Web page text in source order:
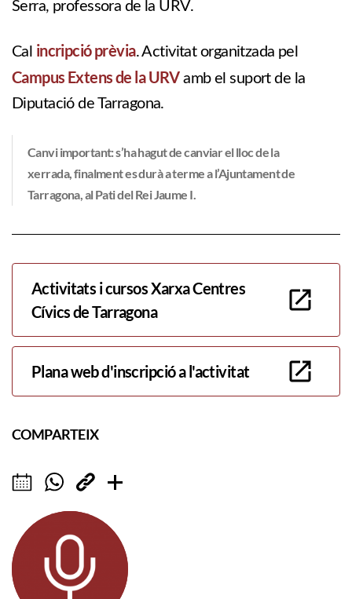
Serra, professora de la URV.
Cal incripció prèvia. Activitat organitzada pel
Campus Extens de la URVamb el suport de la
Diputació de Tarragona.
Canvi important: s’ha hagut de canviar el lloc de la
xerrada, finalment es durà a terme a l’Ajuntament de
Tarragona, al Pati del Rei Jaume I.
Activitats i cursos Xarxa Centres
Cívics de Tarragona
Plana web d'inscripció a l'activitat
COMPARTEIX